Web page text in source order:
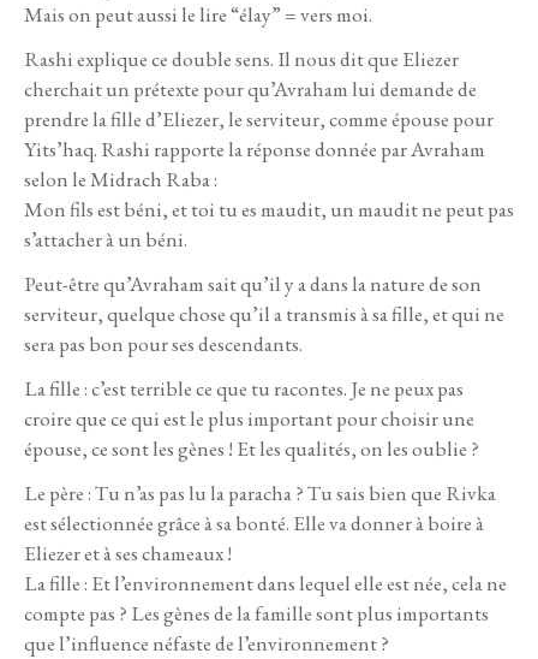
Mais on peut aussi le lire “élay” = vers moi.
Rashi explique ce double sens. Il nous dit que Eliezer
cherchait un prétexte pour qu’Avraham lui demande de
prendre la fille d’Eliezer, le serviteur, comme épouse pour
Yits’haq. Rashi rapporte la réponse donnée par Avraham
selon le Midrach Raba :
Mon fils est béni, et toi tu es maudit, un maudit ne peut pas
s’attacher à un béni.
Peut-être qu’Avraham sait qu’il y a dans la nature de son
serviteur, quelque chose qu’il a transmis à sa fille, et qui ne
sera pas bon pour ses descendants.
La fille : c’est terrible ce que tu racontes. Je ne peux pas
croire que ce qui est le plus important pour choisir une
épouse, ce sont les gènes ! Et les qualités, on les oublie ?
Le père : Tu n’as pas lu la paracha ? Tu sais bien que Rivka
est sélectionnée grâce à sa bonté. Elle va donner à boire à
Eliezer et à ses chameaux !
La fille : Et l’environnement dans lequel elle est née, cela ne
compte pas ? Les gènes de la famille sont plus importants
que l’influence néfaste de l’environnement ?